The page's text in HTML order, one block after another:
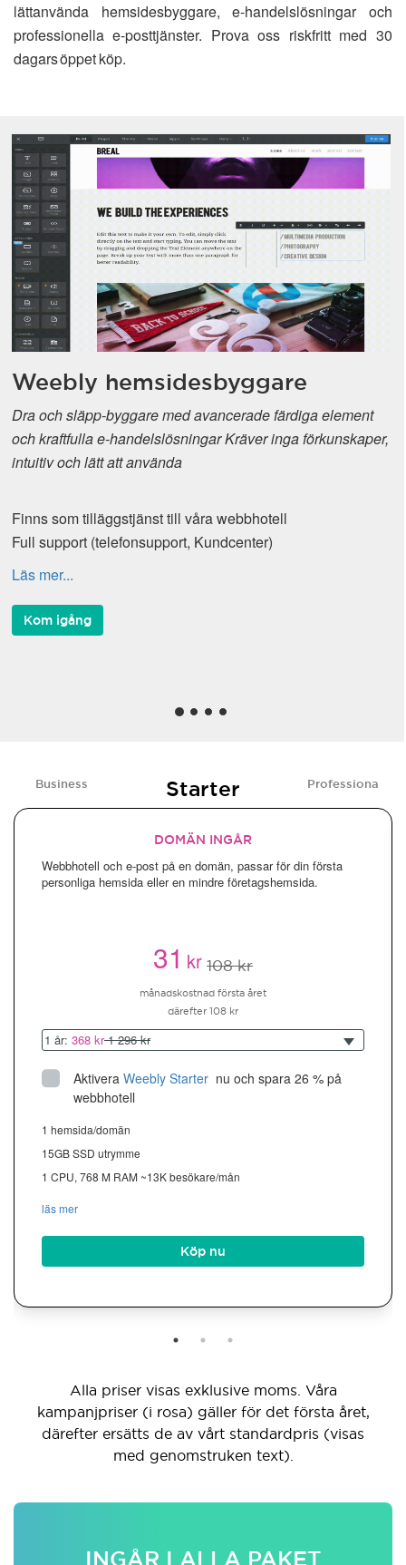
lättanvända hemsidesbyggare, e-handelslösningar och
professionella e-posttjänster. Prova oss riskfritt med 30
dagars öppet köp.
Weebly hemsidesbyggare
Dra och släpp-byggare med avancerade färdiga element
och kraftfulla e-handelslösningar Kräver inga förkunskaper,
intuitiv och lätt att använda
Finns som tilläggstjänst till våra webbhotell
Full support (telefonsupport, Kundcenter)
Läs mer...
Kom igång
Business Starter Professional
DOMÄN INGÅR
Webbhotell och e-post på en domän, passar för din första
personliga hemsida eller en mindre företagshemsida.
31kr 108 kr
månadskostnad första året
därefter 108 kr
1 år: 368 kr1 296 kr
Aktivera Weebly Starter nu och spara 26 % på
webbhotell
1 hemsida/domän
15GB SSD utrymme
1 CPU, 768 M RAM ~13K besökare/mån
läs mer
Köp nu
Alla priser visas exklusive moms. Våra
kampanjpriser (i rosa) gäller för det första året,
därefter ersätts de av vårt standardpris (visas
med genomstruken text).
INGÅR I ALLA PAKET